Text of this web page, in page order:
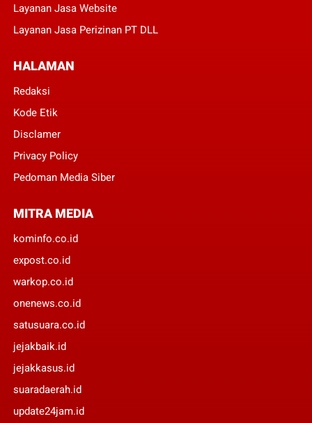
Layanan Jasa Website
Layanan Jasa Perizinan PT DLL
HALAMAN
Redaksi
Kode Etik
Disclamer
Privacy Policy
Pedoman Media Siber
MITRA MEDIA
kominfo.co.id
expost.co.id
warkop.co.id
onenews.co.id
satusuara.co.id
jejakbaik.id
jejakkasus.id
suaradaerah.id
update24jam.id